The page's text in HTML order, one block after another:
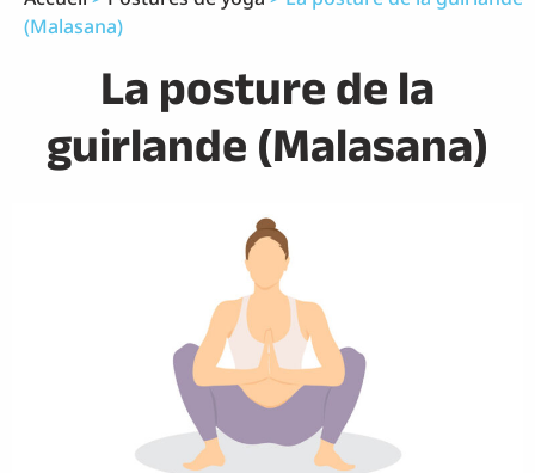
(Malasana)
La posture de la
guirlande (Malasana)